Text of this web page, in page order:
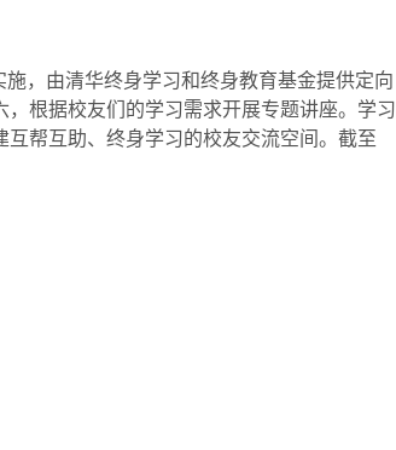
，由清华终身学习和终身教育基金提供定向
根据校友们的学习需求开展专题讲座。学习
帮互助、终身学习的校友交流空间。截至